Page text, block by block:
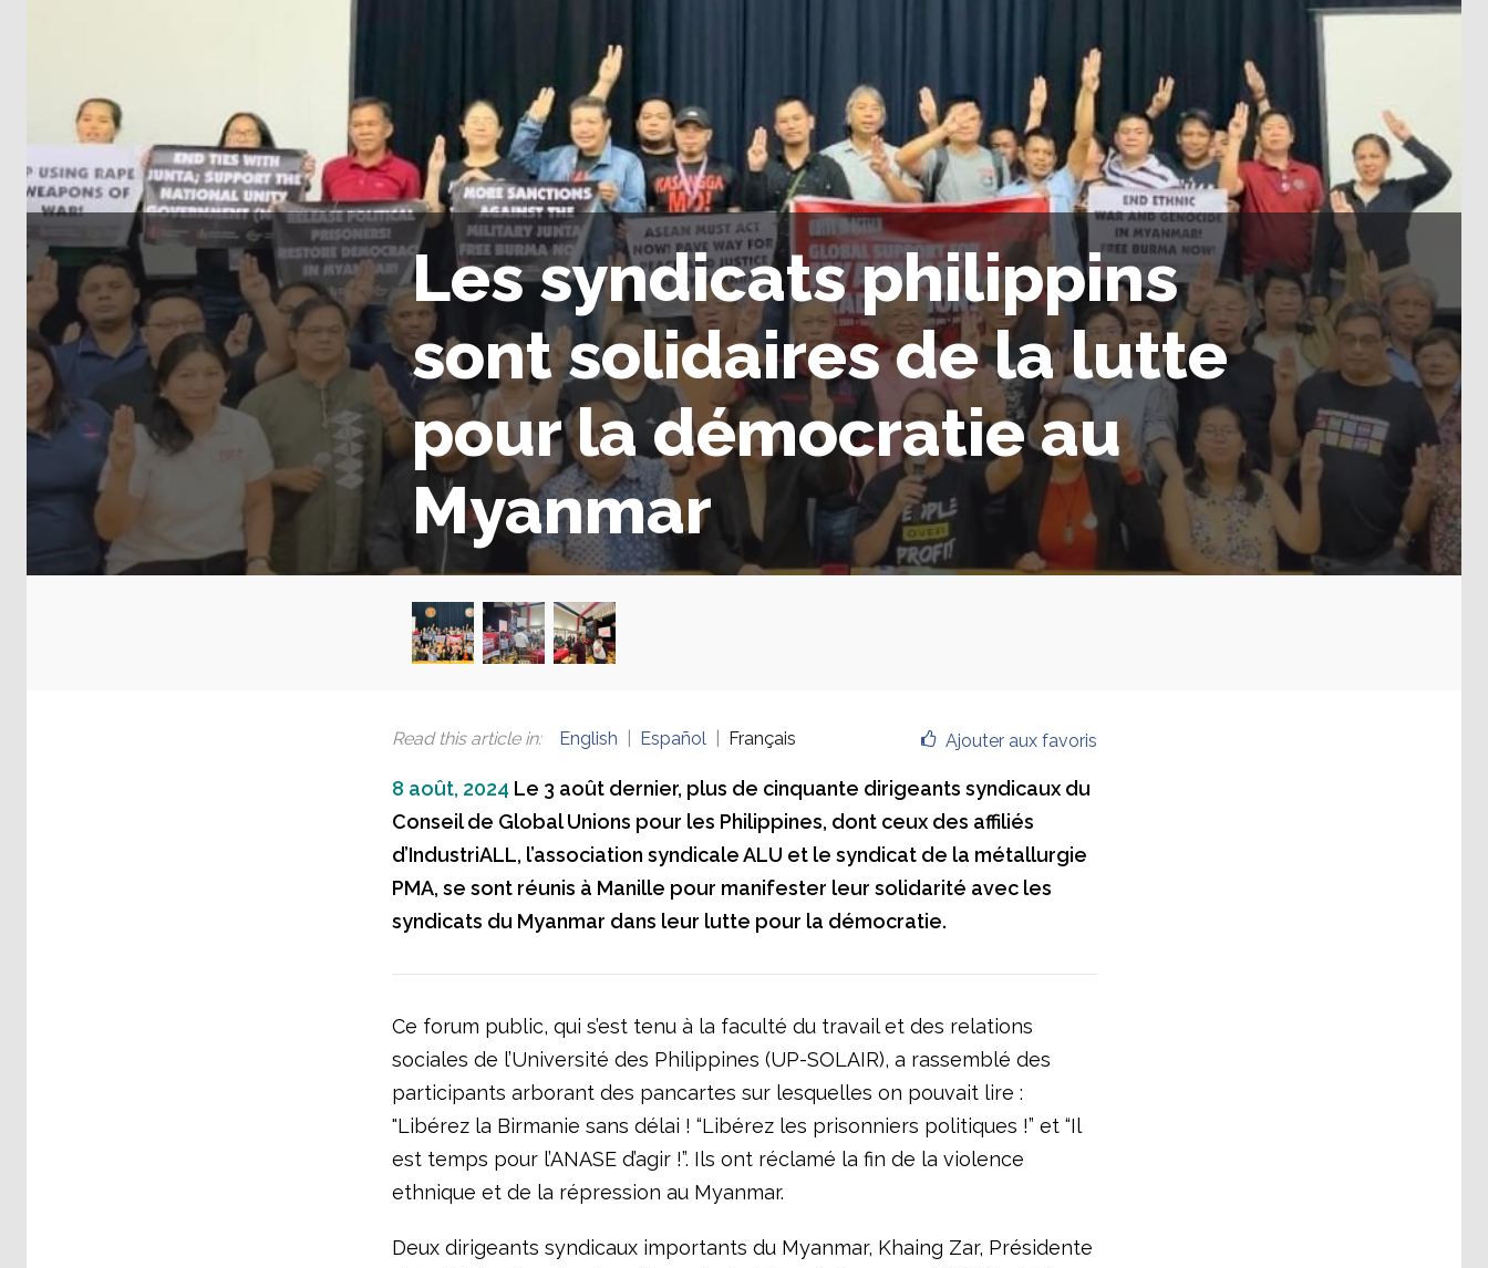
Les syndicats philippins
sont solidaires de la lutte
pour la démocratie au
Myanmar
Ajouter aux favoris
Read this article in: English Español Français
8 août, 2024 Le 3 août dernier, plus de cinquante dirigeants syndicaux du
Conseil de Global Unions pour les Philippines, dont ceux des affiliés
d’IndustriALL, l’association syndicale ALU et le syndicat de la métallurgie
PMA, se sont réunis à Manille pour manifester leur solidarité avec les
syndicats du Myanmar dans leur lutte pour la démocratie.
Ce forum public, qui s’est tenu à la faculté du travail et des relations
sociales de l’Université des Philippines (UP-SOLAIR), a rassemblé des
participants arborant des pancartes sur lesquelles on pouvait lire :
"Libérez la Birmanie sans délai ! “Libérez les prisonniers politiques !” et “Il
est temps pour l’ANASE d’agir !”. Ils ont réclamé la fin de la violence
ethnique et de la répression au Myanmar.
Deux dirigeants syndicaux importants du Myanmar, Khaing Zar, Présidente